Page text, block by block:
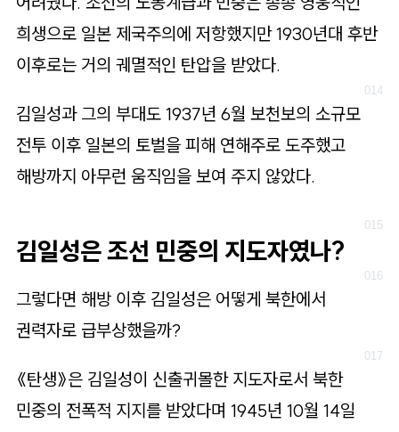
희생으로 일본 제국주의에 저항했지만 1930년대 후반
이후로는 거의 궤멸적인 탄압을 받았다.
김일성과 그의 부대도 1937년 6월 보천보의 소규모
전투 이후 일본의 토벌을 피해 연해주로 도주했고
해방까지 아무런 움직임을 보여 주지 않았다.
김일성은 조선 민중의 지도자였나?
그렇다면 해방 이후 김일성은 어떻게 북한에서
권력자로 급부상했을까?
《탄생》은 김일성이 신출귀몰한 지도자로서 북한
민중의 전폭적 지지를 받았다며 1945년 10월 14일